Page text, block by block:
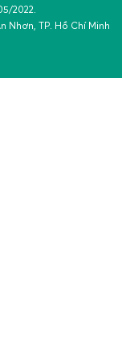
2022.
Nhơn, TP. Hồ Chí Minh